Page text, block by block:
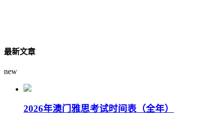
最新文章
new
2026年澳门雅思考试时间表（全年）